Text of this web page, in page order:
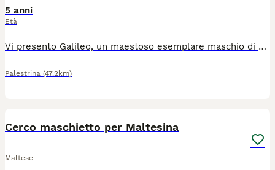
5 anni
Età
Vi presento Galileo, un maestoso esemplare maschio di Bovaro del Bernese di 5 anni e mezzo, nel pieno della sua maturità, forza e splendore. ​Galileo incarna perfettamente lo spirito della sua razza: fiero, dal portamento elegante e con una struttura ossea robusta e ben proporzionata. Il suo mantello è folto, lucente e con le tipiche marcature simmetriche che lo rendono un perfetto rappresentante di questi "giganti gentili". ​Ma la sua vera bellezza risiede nel carattere: è un cane straordinariamente equilibrato, affettuoso, protettivo e dotato di una dolcezza innata. Vive in salute, circondato da amore, ed è costantemente seguito dal punto di vista veterinario. Cerchiamo una compagna (Bovaro del Bernese femmina) provvista di pedigree ed esenzioni sanitarie certificate, per garantire una cucciolata sana e nel pieno rispetto degli standard della razza. ​Galileo si trova a Palestrina (RM) ed è disponibile a valutare spostamenti per l'incontro. ​Per qualsiasi informazione, foto aggiuntive o per fare due chiacchiere, non esitate a contattarmi!
Palestrina (47.2km)
Cerco maschietto per Maltesina
Maltese